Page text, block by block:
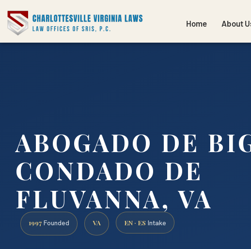
Home About
ABOGADO DE
CONDADO DE
FLUVANNA, VA
1997 Founded VA EN · ES Intake